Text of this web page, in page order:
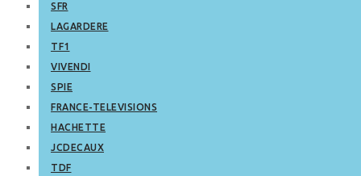
SFR
LAGARDERE
TF1
VIVENDI
SPIE
FRANCE-TELEVISIONS
HACHETTE
JCDECAUX
TDF